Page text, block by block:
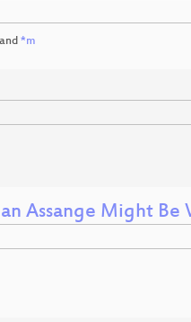
and *m
Assange Might